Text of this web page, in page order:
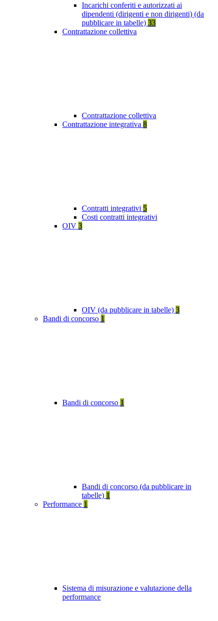
Incarichi conferiti e autorizzati ai
dipendenti (dirigenti e non dirigenti) (da
pubblicare in tabelle) 33
Contrattazione collettiva
Contrattazione collettiva
Contrattazione integrativa 8
Contratti integrativi 5
Costi contratti integrativi
OIV 3
OIV (da pubblicare in tabelle) 3
Bandi di concorso 1
Bandi di concorso 1
Bandi di concorso (da pubblicare in
tabelle) 1
Performance 1
Sistema di misurazione e valutazione della
performance